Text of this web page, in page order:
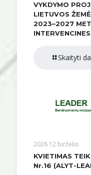
VYKDYMO
LIETUVOS
2023–2027
Skaityti
2026 12 birželio
KVIETIMAS
Nr.16 (ALYT-